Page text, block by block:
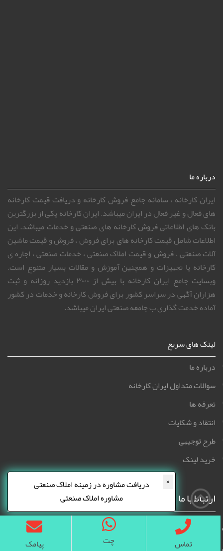
تماس چت پیامک
×
دریافت مشاوره در زمینه املاک صنعتی
مشاوره املاک صنعتی
درباره ما
ایران کارخانه ، سامانه جامع فروش کارخانه و دریافت قیمت کارخانه
های فعال و غیر فعال در ایران میباشد. ایران کارخانه یکی از بزرگترین
بانک های اطلاعاتی فروش کارخانه های صنعتی و خدمات میباشد. این
اطلاعات شامل قیمت کارخانه های برای فروش ، فروش و قیمت ماشین
آلات صنعتی ، فروش و قیمت املاک صنعتی ، خدمات صنعتی ، اجاره ی
کارخانه یا تجهیزات و همچنین آموزش و مقالات بسیار متنوع است.
وبسایت جامع ایران کارخانه با بیش از ۳۰۰۰ بازدید روزانه و ثبت
هزاران آگهی در سراسر کشور برای فروش کارخانه و خدمات در کشور
آماده خدمت گذاری ب جامعه صنعتی ایران میباشد.
لینک های سریع
درباره ما
سوالات متداول ایران کارخانه
تعرفه ها
انتقاد و شکایات
طرح توجیهی
خرید لینک
ارتباط با ما
بناب عسگرآباد بن بست نریمانی پلاک 109